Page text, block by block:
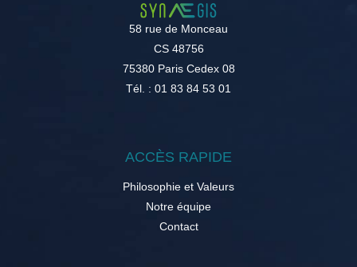
58 rue de Monceau
CS 48756
75380 Paris Cedex 08
Tél. : 01 83 84 53 01
ACCÈS RAPIDE
Philosophie et Valeurs
Notre équipe
Contact